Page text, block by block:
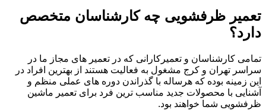
تعمیر ظرفشویی چه کارشناسان متخصص
دارد؟
تمامی کارشناسان و تعمیرکارانی که در تعمیر های مجاز ما در
سراسر تهران و کرج مشغول به فعالیت هستند از بهترین افراد در
این زمینه بوده که هرساله با گذراندن دوره های عملی منظم و
آشنایی با محصولات جدید مناسب ترین فرد برای تعمیر ماشین
ظرفشویی شما خواهند بود.